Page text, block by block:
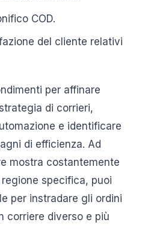
COD.
del cliente relativi
per affinare
di corrieri,
e identificare
di efficienza. Ad
mostra costantemente
specifica, puoi
per instradare gli ordini
corriere diverso e più